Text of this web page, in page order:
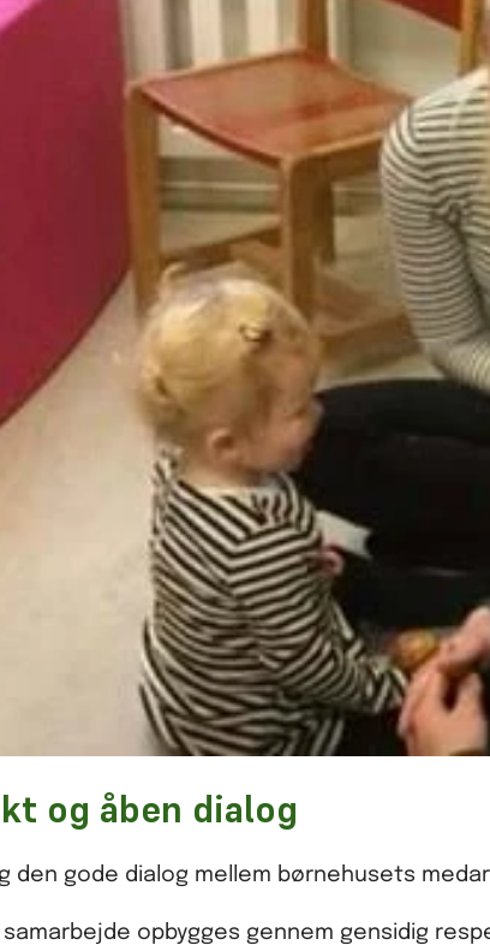
og åben dialog
den gode dialog mellem børnehusets
opbygges gennem gensidig